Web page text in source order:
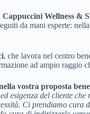
Cappuccini Wellness &
da mani esperte:
, che lavora nel centro
ad ampio raggio
vostra proposta
esigenza del cliente
Ci prendiamo cura